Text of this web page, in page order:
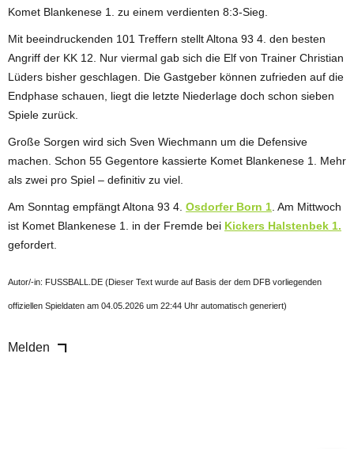
Komet Blankenese 1. zu einem verdienten 8:3-Sieg.
Mit beeindruckenden 101 Treffern stellt Altona 93 4. den besten
Angriff der KK 12. Nur viermal gab sich die Elf von Trainer Christian
Lüders bisher geschlagen. Die Gastgeber können zufrieden auf die
Endphase schauen, liegt die letzte Niederlage doch schon sieben
Spiele zurück.
Große Sorgen wird sich Sven Wiechmann um die Defensive
machen. Schon 55 Gegentore kassierte Komet Blankenese 1. Mehr
als zwei pro Spiel – definitiv zu viel.
Am Sonntag empfängt Altona 93 4. Osdorfer Born 1 . Am Mittwoch
ist Komet Blankenese 1. in der Fremde bei Kickers Halstenbek 1.
gefordert.
Autor/-in: FUSSBALL.DE (Dieser Text wurde auf Basis der dem DFB vorliegenden
offiziellen Spieldaten am 04.05.2026 um 22:44 Uhr automatisch generiert)
Melden